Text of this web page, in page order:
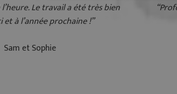
Le travail a été très bien
et à l’année prochaine !”
Sam et Sophie